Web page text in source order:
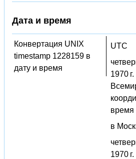
Дата и время
Конвертация UNIX
timestamp 1228159 в
дату и время
UTC
1970
время
в
1970